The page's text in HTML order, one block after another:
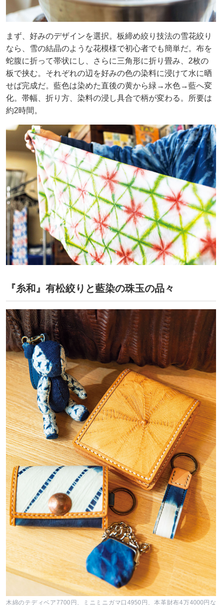
まず、好みのデザインを選択。板締め絞り技法の雪花絞り
なら、雪の結晶のような花模様で初心者でも簡単だ。布を
蛇腹に折って帯状にし、さらに三角形に折り畳み、2枚の
板で挟む。それぞれの辺を好みの色の染料に浸けて水に晒
せば完成だ。藍色は染めた直後の黄から緑→水色→藍へ変
化。帯幅、折り方、染料の浸し具合で柄が変わる。所要は
約2時間。
『糸和』有松絞りと藍染の珠玉の品々
木綿のテディベア7700円、ミニミニガマ口4950円、本革財布4万4000円な